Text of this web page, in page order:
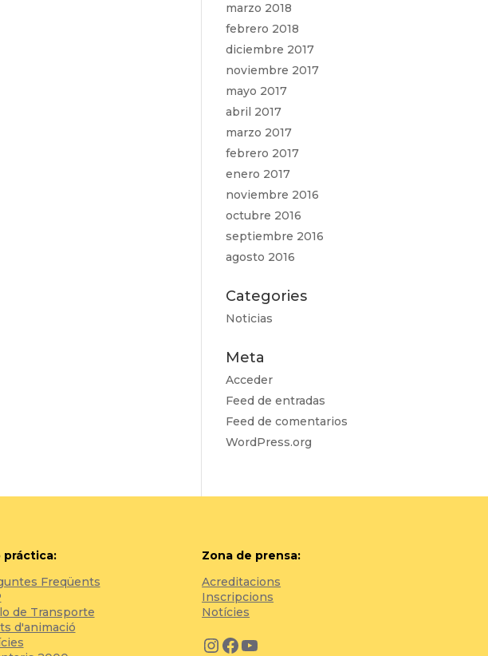
marzo 2018
febrero 2018
diciembre 2017
noviembre 2017
mayo 2017
abril 2017
marzo 2017
febrero 2017
enero 2017
noviembre 2016
octubre 2016
septiembre 2016
agosto 2016
Categories
Noticias
Meta
Acceder
Feed de entradas
Feed de comentarios
WordPress.org
práctica:
Freqüents
de Transporte
d'animació
Zona de prensa:
Acreditacions
Inscripcions
Notícies
InstagramFacebook YouTube